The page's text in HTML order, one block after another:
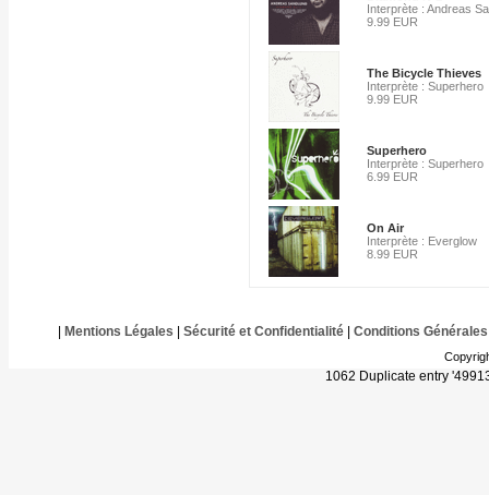
Interprète : Andreas
9.99 EUR
The Bicycle Thieves
Interprète : Superhero
9.99 EUR
Superhero
Interprète : Superhero
6.99 EUR
On Air
Interprète : Everglow
8.99 EUR
Mentions Légales Sécurité et Confidentialité| Conditions Générales
1062 Duplicate entry